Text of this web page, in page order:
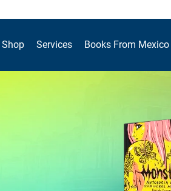
Shop Services Books From Mexico